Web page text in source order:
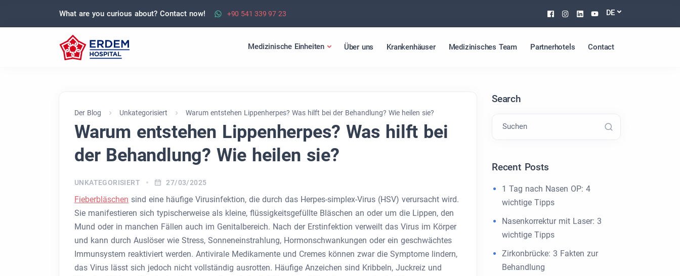
What are you curious about? Contact now! +90 541 339 97 23 Facebook
Instagram
Linkedin
Youtube
DE
Medizinische Einheiten Über uns Krankenhäuser Medizinisches Team Partnerhotels Contact
Der Blog Unkategorisiert Warum entstehen Lippenherpes? Was hilft bei der Behandlung? Wie heilen sie?
Warum entstehen Lippenherpes? Was hilft bei
der Behandlung? Wie heilen sie?
UNKATEGORISIERT 27/03/2025
Fieberbläschen sind eine häufige Virusinfektion, die durch das Herpes-simplex-Virus (HSV) verursacht wird.
Sie manifestieren sich typischerweise als kleine, flüssigkeitsgefüllte Bläschen an oder um die Lippen, den
Mund oder in manchen Fällen auch im Genitalbereich. Nach der Erstinfektion verweilt das Virus im Körper
und kann durch Auslöser wie Stress, Sonneneinstrahlung, Hormonschwankungen oder ein geschwächtes
Immunsystem reaktiviert werden. Antivirale Medikamente und Cremes können zwar die Symptome lindern,
das Virus lässt sich jedoch nicht vollständig ausrotten. Häufige Anzeichen sind Kribbeln, Juckreiz und
Search
Suchen
Recent Posts
1 Tag nach Nasen OP: 4
wichtige Tipps
Nasenkorrektur mit Laser: 3
wichtige Tipps
Zirkonbrücke: 3 Fakten zur
Behandlung